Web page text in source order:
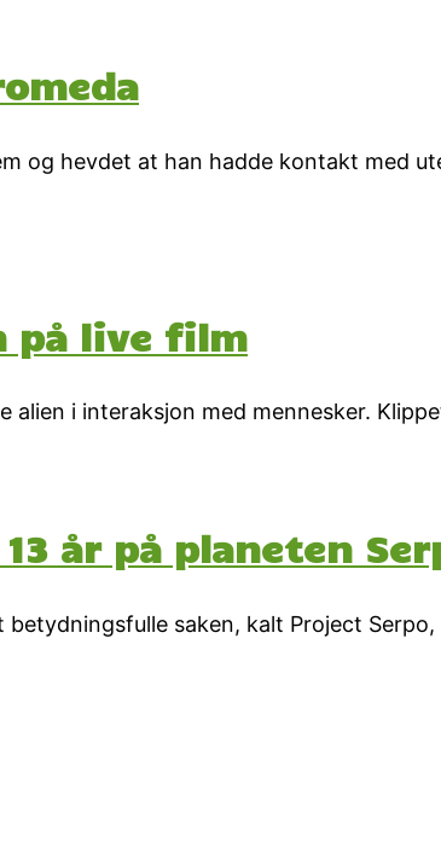
og hevdet at han hadde kontakt med
på live film
i interaksjon med mennesker.
år på planeten
saken, kalt Project